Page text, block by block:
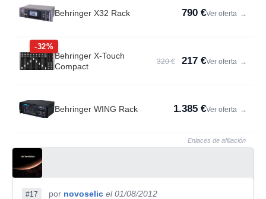
Behringer X32 Rack 790 €Ver oferta →
-32%
Behringer X-Touch
Compact
320 € 217 €Ver oferta →
Behringer WING Rack 1.385 €Ver oferta →
Enlaces de afiliación
#17 por novoselic el 01/08/2012